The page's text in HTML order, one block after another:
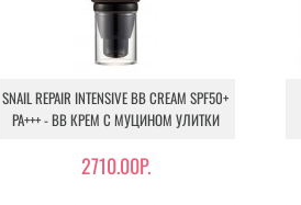
SNAIL REPAIR INTENSIVE BB CREAM SPF50+
РА+++ - BB КРЕМ С МУЦИНОМ УЛИТКИ
2710.00Р.